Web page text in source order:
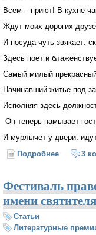
Всем – приют! В кухне
Ждут моих дорогих
И посуда чуть звякает:
Здесь поет и
Самый милый
Начинавший житье под
Исполняя здесь
Он теперь намывает
И мурлычет у двери:
Подробнее о Дом3
Фестиваль
имени
Статьи
Литературные